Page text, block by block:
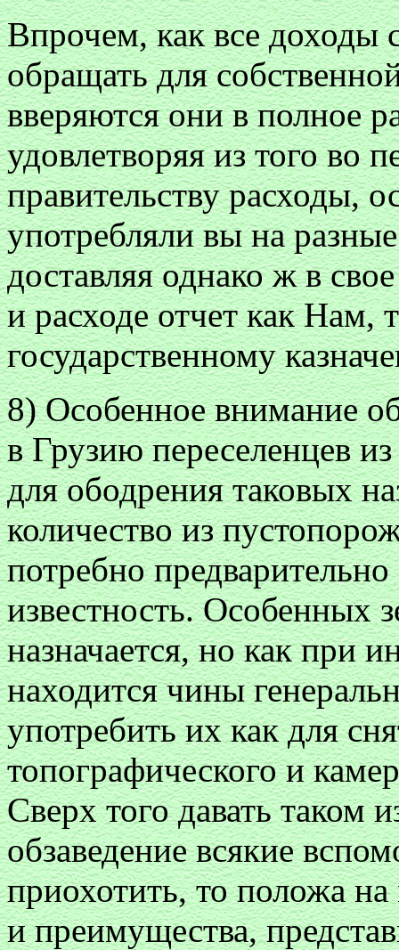
Впрочем, как все
обращать для
вверяются они в полное
удовлетворяя из того во
правительству расходы,
употребляли вы на
доставляя однако ж в
и расходе отчет как Нам,
государственному
8) Особенное внимание
в Грузию переселенцев
для ободрения таковых
количество из
потребно
известность. Особенных
назначается, но как при
находится чины
употребить их как для
топографического и
Сверх того давать таком
обзаведение всякие
приохотить, то положа
и преимущества,